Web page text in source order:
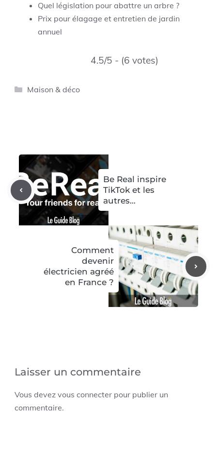
Quel législation pour abattre un arbre ?
Prix pour élagage et entretien de jardin
annuel
4.5/5 - (6 votes)
Catégories
Maison & déco
Be Real inspire
TikTok et les
autres…
Comment
devenir
électricien agréé
en France ?
Laisser un commentaire
Vous devez vous connecter pour publier un
commentaire.